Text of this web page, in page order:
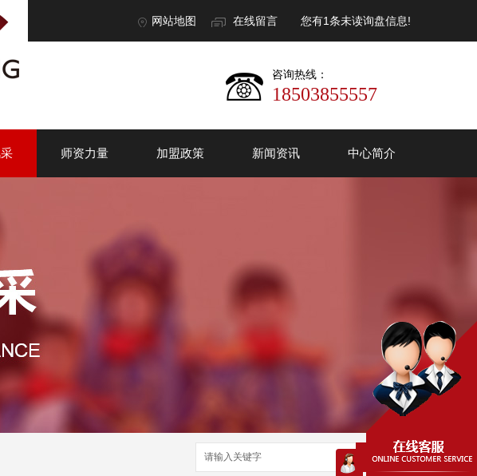
网站地图 在线留言 您有1条未读询盘信息!
咨询热线：
18503855557
师资力量 加盟政策 新闻资讯 中心简介
搜索